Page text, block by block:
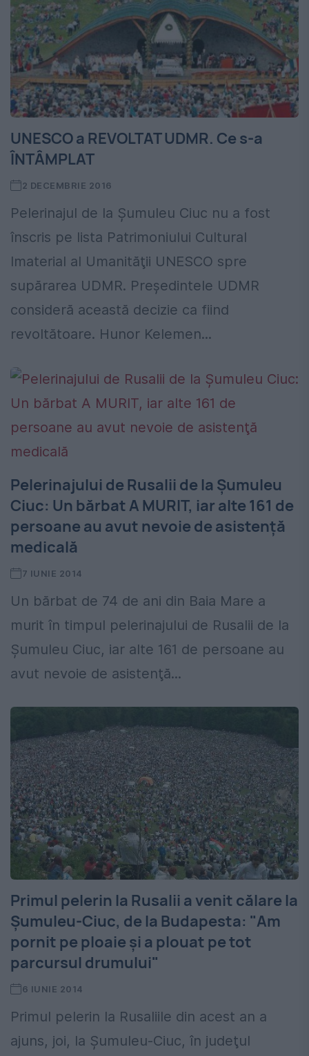
UNESCO a REVOLTAT UDMR. Ce s-a
ÎNTÂMPLAT
2 DECEMBRIE 2016
Pelerinajul de la Şumuleu Ciuc nu a fost
înscris pe lista Patrimoniului Cultural
Imaterial al Umanităţii UNESCO spre
supărarea UDMR. Preşedintele UDMR
consideră această decizie ca fiind
revoltătoare. Hunor Kelemen...
Pelerinajului de Rusalii de la Şumuleu
Ciuc: Un bărbat A MURIT, iar alte 161 de
persoane au avut nevoie de asistenţă
medicală
7 IUNIE 2014
Un bărbat de 74 de ani din Baia Mare a
murit în timpul pelerinajului de Rusalii de la
Şumuleu Ciuc, iar alte 161 de persoane au
avut nevoie de asistenţă...
Primul pelerin la Rusalii a venit călare la
Şumuleu-Ciuc, de la Budapesta: "Am
pornit pe ploaie şi a plouat pe tot
parcursul drumului"
6 IUNIE 2014
Primul pelerin la Rusaliile din acest an a
ajuns, joi, la Şumuleu-Ciuc, în judeţul